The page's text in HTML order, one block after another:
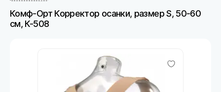
Комф-Орт Корректор осанки, размер S, 50-60
см, К-508